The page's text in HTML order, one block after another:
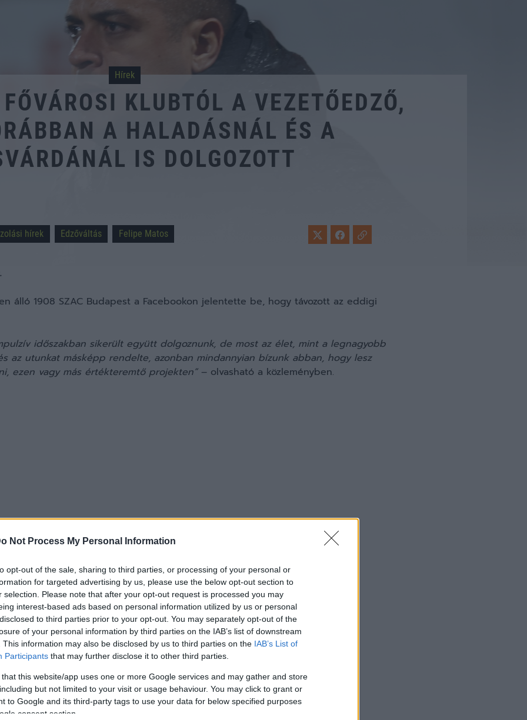
Not Process My Personal Information
opt-out of the sale, sharing to third parties, or processing of your personal or
for targeted advertising by us, please use the below opt-out section to
selection. Please note that after your opt-out request is processed you may
interest-based ads based on personal information utilized by us or personal
to third parties prior to your opt-out. You may separately opt-out of the
of your personal information by third parties on the IAB’s list of downstream
This information may also be disclosed by us to third parties on the IAB’s List of
Participants that may further disclose it to other third parties.
that this website/app uses one or more Google services and may gather and store
but not limited to your visit or usage behaviour. You may click to grant or
to Google and its third-party tags to use your data for below specified purposes
consent section.
Hírek
KLUBTÓL A VEZETŐEDZŐ,
A HALADÁSNÁL ÉS A
IS DOLGOZOTT
hírek Edzőváltás Felipe Matos
álló 1908 SZAC Budapest a Facebookon jelentette be, hogy távozott az eddigi
időszakban sikerült együtt dolgoznunk, de most az élet, mint a legnagyobb
az utunkat másképp rendelte, azonban mindannyian bízunk abban, hogy lesz
ezen vagy más értékteremtő projekten”– olvasható a közleményben.